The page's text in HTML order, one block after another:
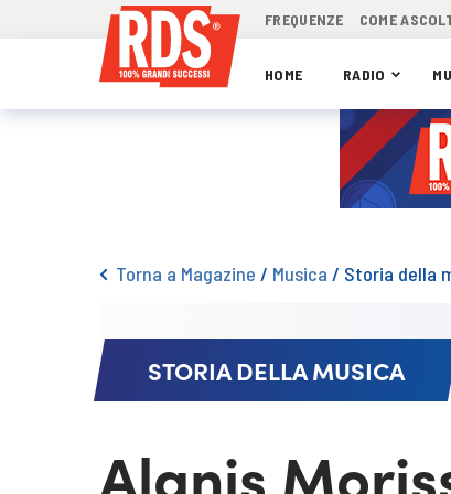
FREQUENZE COME
HOME RADIO
Torna a Magazine / Musica / Storia della
STORIA DELLA MUSICA
Alanis